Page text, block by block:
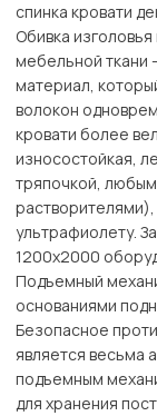
спинка кровати
Обивка
мебельной ткани
материал,
волокон
кровати более
износостойкая,
тряпочкой,
растворителями),
ультрафиолету.
1200х2000
Подъемный
основаниями
Безопасное
является весьма
подъемным
для хранения